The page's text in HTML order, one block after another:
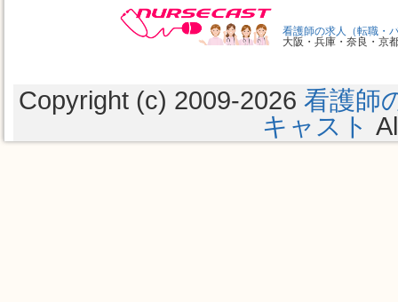
看護師の求人（転職・
大阪・兵庫・奈良・京
Copyright (c) 2009-2026 看護師
キャスト